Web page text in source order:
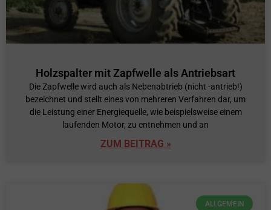
Holzspalter mit Zapfwelle als Antriebsart
Die Zapfwelle wird auch als Nebenabtrieb (nicht -antrieb!)
bezeichnet und stellt eines von mehreren Verfahren dar, um
die Leistung einer Energiequelle, wie beispielsweise einem
laufenden Motor, zu entnehmen und an
ZUM BEITRAG »
ALLGEMEIN